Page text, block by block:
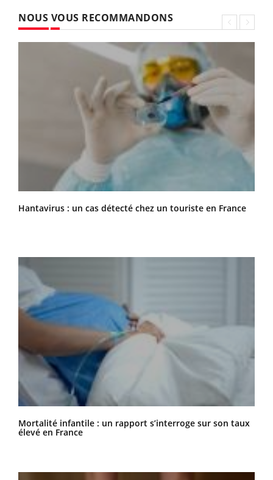
NOUS VOUS RECOMMANDONS
Hantavirus : un cas détecté chez un touriste en France
Mortalité infantile : un rapport s’interroge sur son taux
élevé en France